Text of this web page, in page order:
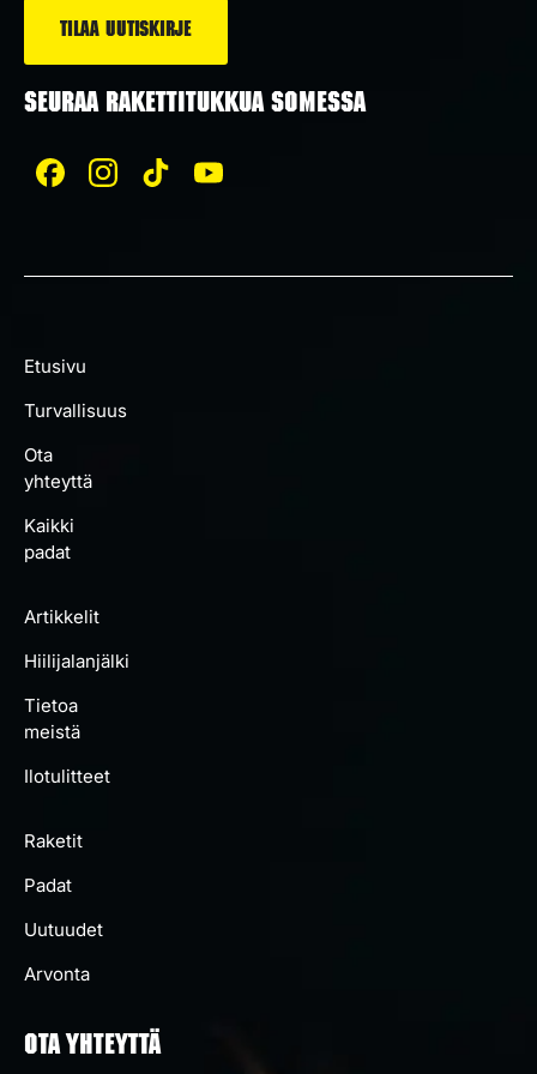
SEURAA RAKETTITUKKUA SOMESSA
Etusivu
Turvallisuus
Ota
yhteyttä
Kaikki
padat
Artikkelit
Hiilijalanjälki
Tietoa
meistä
Ilotulitteet
Raketit
Padat
Uutuudet
Arvonta
OTA YHTEYTTÄ